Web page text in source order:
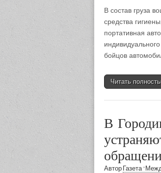
В состав груза
средства
портативная
бойцов
Читать
В
Автор Газета